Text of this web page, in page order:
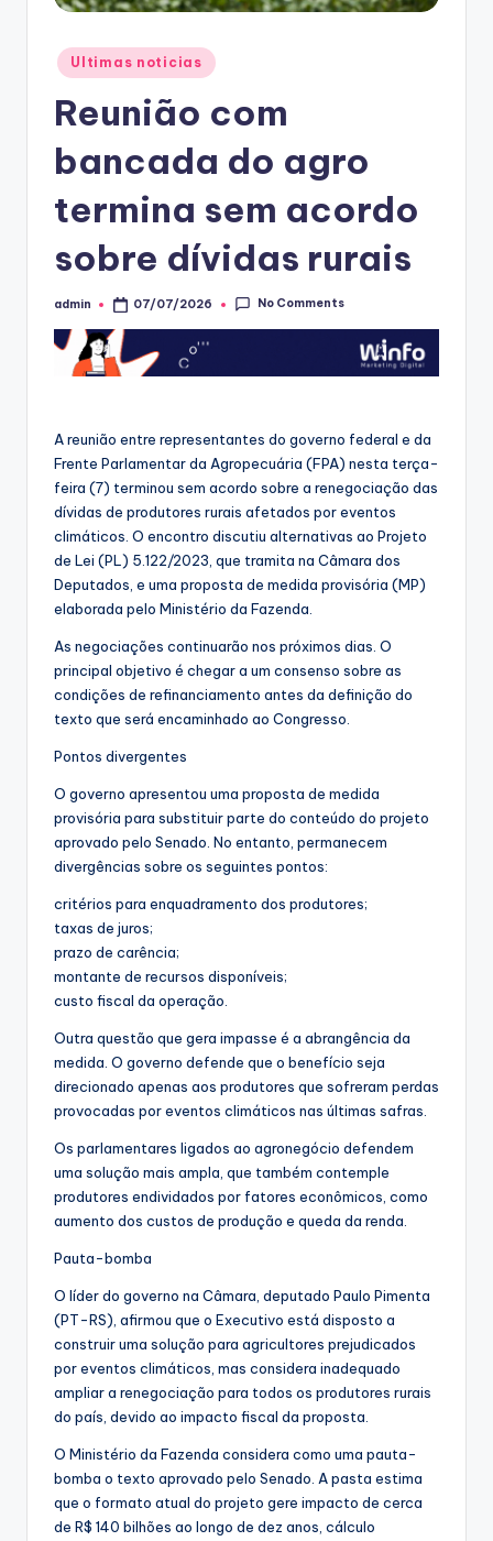
Posted
in
Ultimas noticias
Reunião com
bancada do agro
termina sem acordo
sobre dívidas rurais
Posted
admin 07/07/2026 No Comments
A reunião entre representantes do governo federal e da
Frente Parlamentar da Agropecuária (FPA) nesta terça-
feira (7) terminou sem acordo sobre a renegociação das
dívidas de produtores rurais afetados por eventos
climáticos. O encontro discutiu alternativas ao Projeto
de Lei (PL) 5.122/2023, que tramita na Câmara dos
Deputados, e uma proposta de medida provisória (MP)
elaborada pelo Ministério da Fazenda.
As negociações continuarão nos próximos dias. O
principal objetivo é chegar a um consenso sobre as
condições de refinanciamento antes da definição do
texto que será encaminhado ao Congresso.
Pontos divergentes
O governo apresentou uma proposta de medida
provisória para substituir parte do conteúdo do projeto
aprovado pelo Senado. No entanto, permanecem
divergências sobre os seguintes pontos:
critérios para enquadramento dos produtores;
taxas de juros;
prazo de carência;
montante de recursos disponíveis;
custo fiscal da operação.
Outra questão que gera impasse é a abrangência da
medida. O governo defende que o benefício seja
direcionado apenas aos produtores que sofreram perdas
provocadas por eventos climáticos nas últimas safras.
Os parlamentares ligados ao agronegócio defendem
uma solução mais ampla, que também contemple
produtores endividados por fatores econômicos, como
aumento dos custos de produção e queda da renda.
Pauta-bomba
O líder do governo na Câmara, deputado Paulo Pimenta
(PT-RS), afirmou que o Executivo está disposto a
construir uma solução para agricultores prejudicados
por eventos climáticos, mas considera inadequado
ampliar a renegociação para todos os produtores rurais
do país, devido ao impacto fiscal da proposta.
O Ministério da Fazenda considera como uma pauta-
bomba o texto aprovado pelo Senado. A pasta estima
que o formato atual do projeto gere impacto de cerca
de R$ 140 bilhões ao longo de dez anos, cálculo